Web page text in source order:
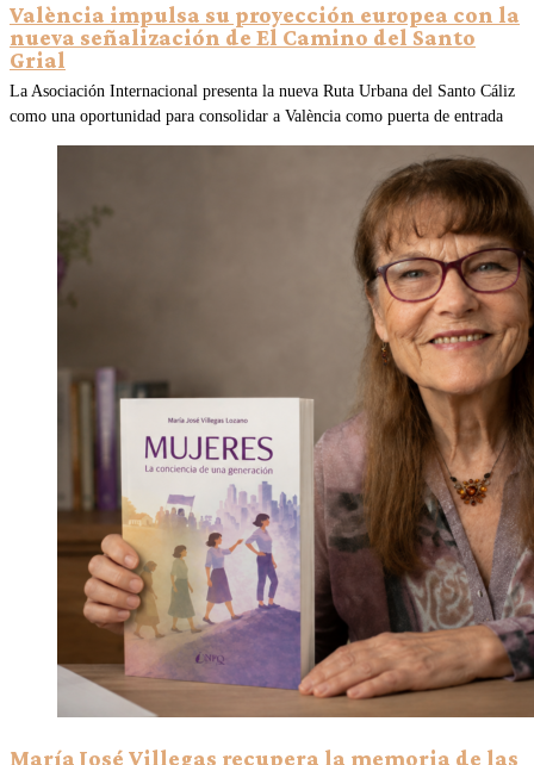
València impulsa su proyección europea con la
nueva señalización de El Camino del Santo
Grial
La Asociación Internacional presenta la nueva Ruta Urbana del Santo Cáliz
como una oportunidad para consolidar a València como puerta de entrada
María José Villegas recupera la memoria de las